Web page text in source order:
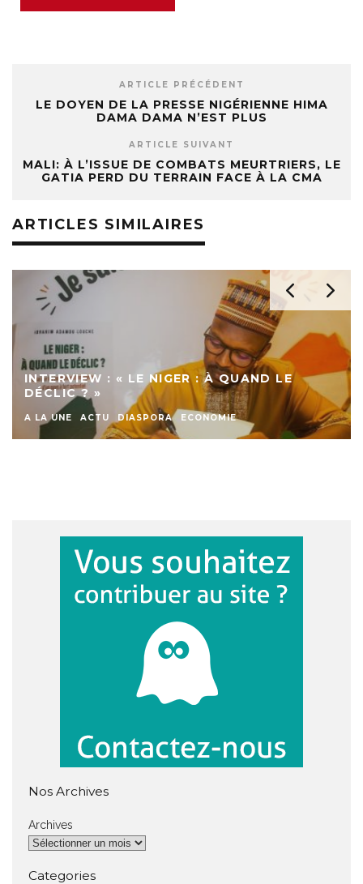
ARTICLE PRÉCÉDENT
LE DOYEN DE LA PRESSE NIGÉRIENNE HIMA
DAMA DAMA N’EST PLUS
ARTICLE SUIVANT
MALI: À L’ISSUE DE COMBATS MEURTRIERS, LE
GATIA PERD DU TERRAIN FACE À LA CMA
ARTICLES SIMILAIRES
INTERVIEW : « LE NIGER : À QUAND LE
DÉCLIC ? »
A LA UNE ACTU DIASPORA ECONOMIE
Nos Archives
Archives
Categories